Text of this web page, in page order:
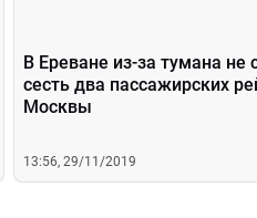
В Ереване из-за тумана не
сесть два пассажирских
Москвы
13:56, 29/11/2019